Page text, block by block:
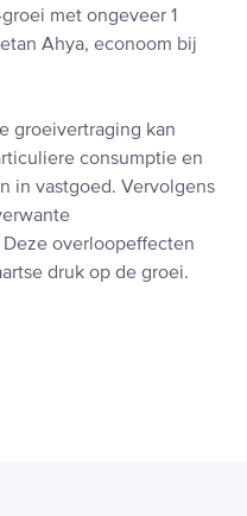
met ongeveer 1
Ahya, econoom bij
groeivertraging kan
consumptie en
in vastgoed. Vervolgens
overloopeffecten
druk op de groei.